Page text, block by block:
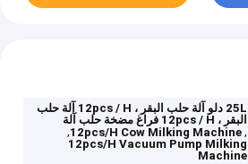
25L دلو آلة حلب البقر ، 12pcs / H آلة حلب
البقر ، 12pcs / H فراغ مضخة حلب آلة
,
12pcs/H Cow Milking Machine
,
12pcs/H Vacuum Pump Milking
Machine